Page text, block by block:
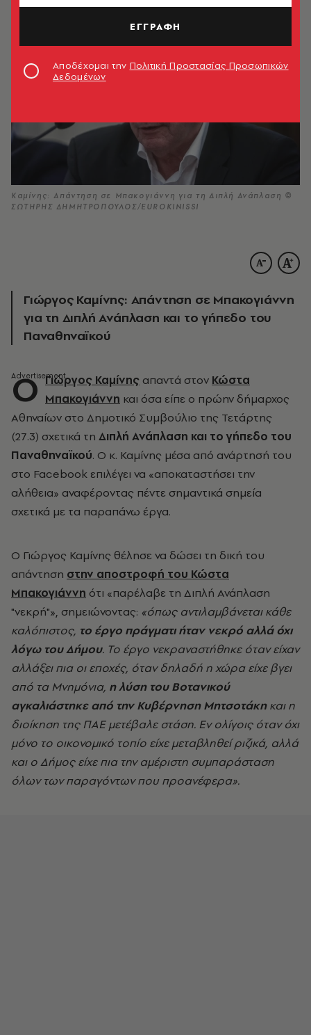
Καμίνης: Απάντηση σε Μπακογιάννη για τη Διπλή Ανάπλαση ©
ΣΩΤΗΡΗΣ ΔΗΜΗΤΡΟΠΟΥΛΟΣ/EUROKINISSI
Γιώργος Καμίνης: Απάντηση σε Μπακογιάννη
για τη Διπλή Ανάπλαση και το γήπεδο του
Παναθηναϊκού
Ο Γιώργος Καμίνης απαντά στον Κώστα
Μπακογιάννη και όσα είπε ο πρώην δήμαρχος
Αθηναίων στο Δημοτικό Συμβούλιο της Τετάρτης
(27.3) σχετικά τη Διπλή Ανάπλαση και το γήπεδο του
Παναθηναϊκού. Ο κ. Καμίνης μέσα από ανάρτησή του
στο Facebook επιλέγει να «αποκαταστήσει την
αλήθεια» αναφέροντας πέντε σημαντικά σημεία
σχετικά με τα παραπάνω έργα.
Ο Γιώργος Καμίνης θέλησε να δώσει τη δική του
απάντηση στην αποστροφή του Κώστα
Μπακογιάννη ότι «παρέλαβε τη Διπλή Ανάπλαση
"νεκρή"», σημειώνοντας: «όπως αντιλαμβάνεται κάθε
καλόπιστος, το έργο πράγματι ήταν νεκρό αλλά όχι
λόγω του Δήμου. Το έργο νεκραναστήθηκε όταν είχαν
αλλάξει πια οι εποχές, όταν δηλαδή η χώρα είχε βγει
από τα Μνημόνια, η λύση του Βοτανικού
αγκαλιάστηκε από την Κυβέρνηση Μητσοτάκηκαι η
διοίκηση της ΠΑΕ μετέβαλε στάση. Εν ολίγοις όταν όχι
μόνο το οικονομικό τοπίο είχε μεταβληθεί ριζικά, αλλά
και ο Δήμος είχε πια την αμέριστη συμπαράσταση
όλων των παραγόντων που προανέφερα».
ΕΓΓΡΑΦΗ
Αποδέχομαι την Πολιτική Προστασίας Προσωπικών
Δεδομένων